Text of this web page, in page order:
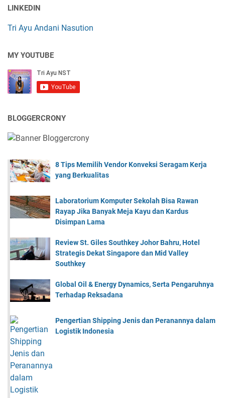
LINKEDIN
Tri Ayu Andani Nasution
MY YOUTUBE
BLOGGERCRONY
8 Tips Memilih Vendor Konveksi Seragam Kerja
yang Berkualitas
Laboratorium Komputer Sekolah Bisa Rawan
Rayap Jika Banyak Meja Kayu dan Kardus
Disimpan Lama
Review St. Giles Southkey Johor Bahru, Hotel
Strategis Dekat Singapore dan Mid Valley
Southkey
Global Oil & Energy Dynamics, Serta Pengaruhnya
Terhadap Reksadana
Pengertian Shipping Jenis dan Peranannya dalam
Logistik Indonesia